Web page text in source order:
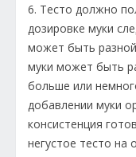
6. Тесто должно
дозировке муки
может быть
муки может быть
больше или
добавлении муки
консистенция
негустое тесто на